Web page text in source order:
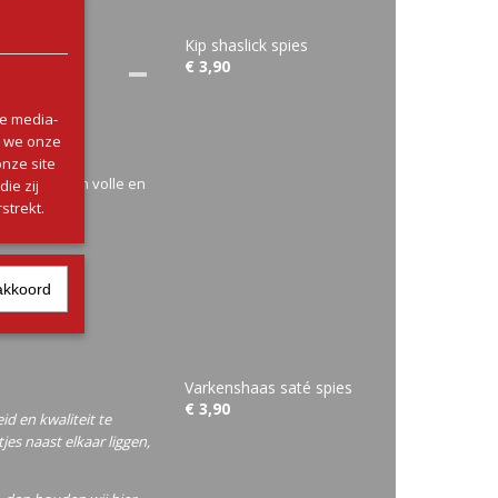
voor een volle en
en kwaliteit te
naast elkaar liggen,
Kip shaslick spies
€ 3,90
Varkenshaas saté spies
€ 3,90
media-
onze
site
zij